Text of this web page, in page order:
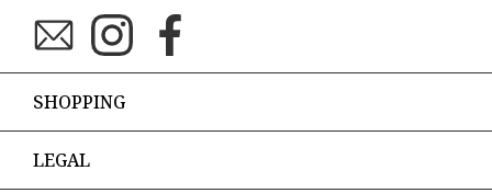
SHOPPING
LEGAL